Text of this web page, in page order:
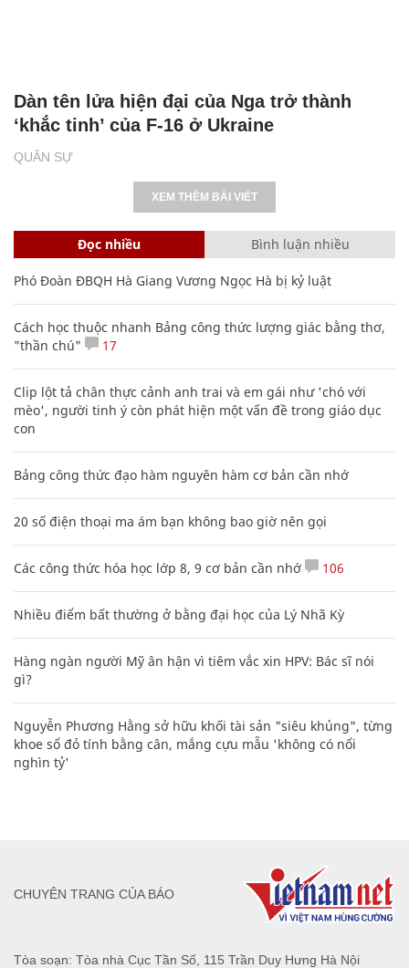
QUÂN SỰ
Dàn tên lửa hiện đại của Nga trở thành
‘khắc tinh’ của F-16 ở Ukraine
XEM THÊM BÀI VIẾT
Đọc nhiều Bình luận nhiều
Phó Đoàn ĐBQH Hà Giang Vương Ngọc Hà bị kỷ luật
Cách học thuộc nhanh Bảng công thức lượng giác bằng thơ,
"thần chú"
17
Clip lột tả chân thực cảnh anh trai và em gái như 'chó với
mèo', người tinh ý còn phát hiện một vấn đề trong giáo dục
con
Bảng công thức đạo hàm nguyên hàm cơ bản cần nhớ
20 số điện thoại ma ám bạn không bao giờ nên gọi
Các công thức hóa học lớp 8, 9 cơ bản cần nhớ 106
Nhiều điểm bất thường ở bằng đại học của Lý Nhã Kỳ
Hàng ngàn người Mỹ ân hận vì tiêm vắc xin HPV: Bác sĩ nói
gì?
Nguyễn Phương Hằng sở hữu khối tài sản "siêu khủng", từng
khoe sổ đỏ tính bằng cân, mắng cựu mẫu 'không có nổi
nghìn tỷ'
Tòa soạn: Tòa nhà Cục Tần Số, 115 Trần Duy Hưng Hà Nội
CHUYÊN TRANG CỦA BÁO